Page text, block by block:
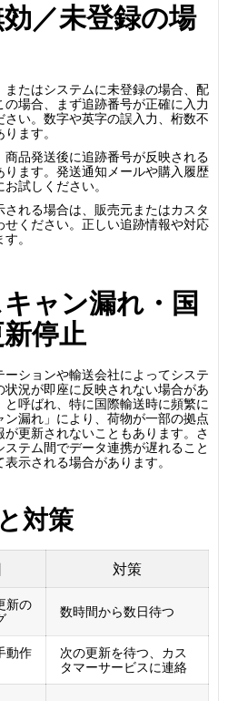
／未登録の場
またはシステムに未登録の場合、配
場合、まず追跡番号が正確に入力
い。数字や英字の誤入力、桁数不
ます。
品発送後に追跡番号が反映される
ります。発送通知メールや購入履歴
試しください。
れる場合は、販売元またはカスタ
ください。正しい追跡情報や対応
。
ャン漏れ・国
停止
ションや輸送会社によってシステ
況が即座に反映されない場合があ
呼ばれ、特に国際輸送時に頻繁に
漏れ」により、荷物が一部の拠点
更新されないこともあります。さ
テム間でデータ連携が遅れること
示される場合があります。
対策
対策
新の
数時間から数日待つ
動作
次の更新を待つ、カス
タマーサービスに連絡